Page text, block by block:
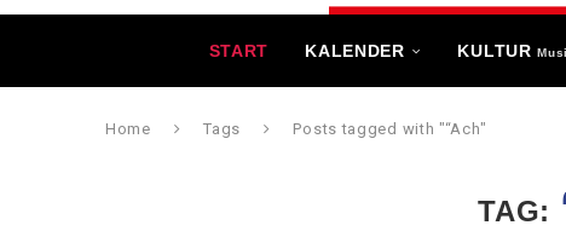
START KALENDER KULTUR
Home Tags Posts tagged with "“Ach"
TAG: